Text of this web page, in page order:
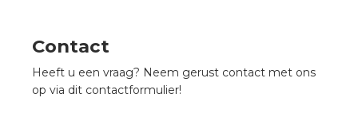
Contact
Heeft u een vraag? Neem gerust contact met ons
op via dit contactformulier!